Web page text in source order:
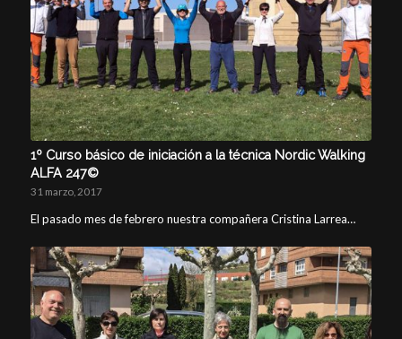
1º Curso básico de iniciación a la técnica Nordic Walking
ALFA 247©
31 marzo, 2017
El pasado mes de febrero nuestra compañera Cristina Larrea…